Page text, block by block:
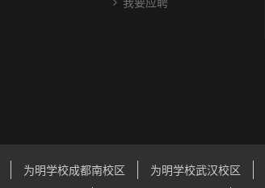
为明学校成都南校区 为明学校武汉校区